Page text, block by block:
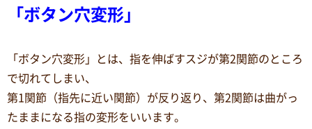
「ボタン穴変形」
「ボタン穴変形」とは、指を伸ばすスジが第2関節のところ
で切れてしまい、
第1関節（指先に近い関節）が反り返り、第2関節は曲がっ
たままになる指の変形をいいます。